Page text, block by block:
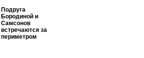
Подруга
Бородиной и
Самсонов
встречаются за
периметром